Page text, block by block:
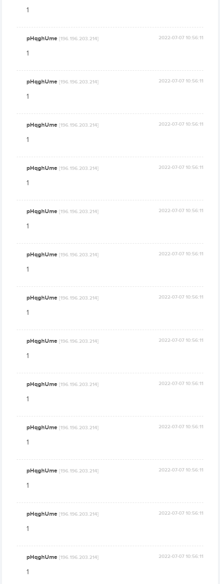
1
pHqghUme[196.196.203.214] 2022-07-07 10:56:11
1
pHqghUme[196.196.203.214] 2022-07-07 10:56:11
1
pHqghUme[196.196.203.214] 2022-07-07 10:56:11
1
pHqghUme[196.196.203.214] 2022-07-07 10:56:11
1
pHqghUme[196.196.203.214] 2022-07-07 10:56:11
1
pHqghUme[196.196.203.214] 2022-07-07 10:56:11
1
pHqghUme[196.196.203.214] 2022-07-07 10:56:11
1
pHqghUme[196.196.203.214] 2022-07-07 10:56:11
1
pHqghUme[196.196.203.214] 2022-07-07 10:56:11
1
pHqghUme[196.196.203.214] 2022-07-07 10:56:11
1
pHqghUme[196.196.203.214] 2022-07-07 10:56:11
1
pHqghUme[196.196.203.214] 2022-07-07 10:56:11
1
pHqghUme[196.196.203.214] 2022-07-07 10:56:11
1